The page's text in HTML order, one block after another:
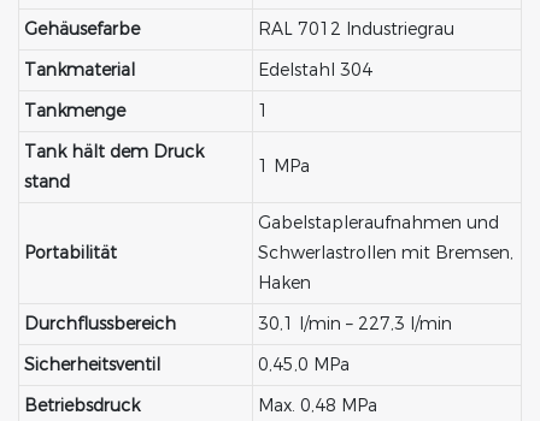
Gehäusefarbe
RAL 7012 Industriegrau
Tankmaterial
Edelstahl 304
Tankmenge
1
Tank hält dem Druck
stand
1 MPa
Portabilität
Gabelstapleraufnahmen und
Schwerlastrollen mit Bremsen,
Haken
Durchflussbereich
30,1 l/min – 227,3 l/min
Sicherheitsventil
0,45,0 MPa
Betriebsdruck
Max. 0,48 MPa